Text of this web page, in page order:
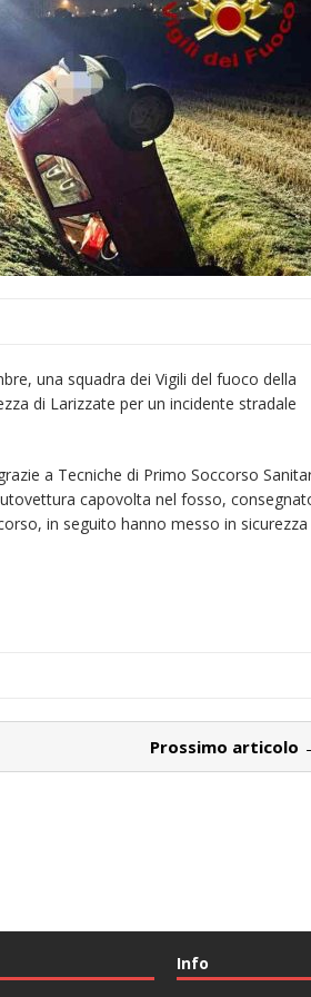
una squadra dei Vigili del fuoco della
di Larizzate per un incidente stradale
a Tecniche di Primo Soccorso
capovolta nel fosso,
in seguito hanno messo in sicurezza
Prossimo articolo
Info